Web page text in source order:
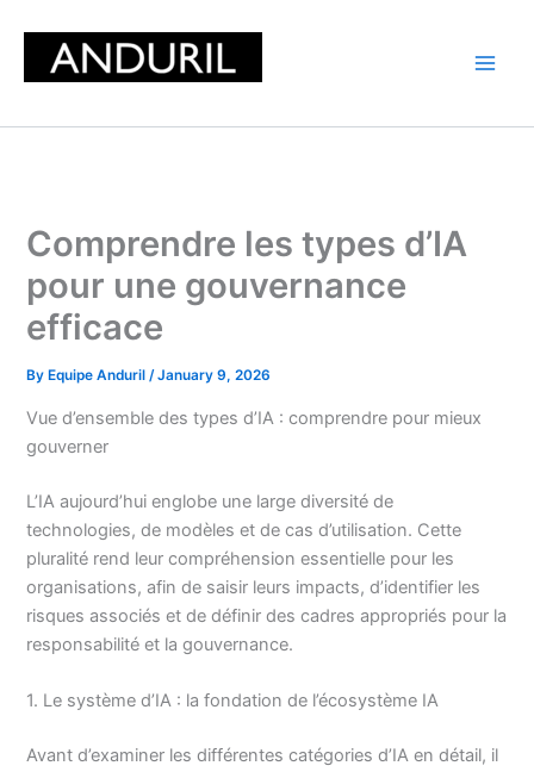
content
Comprendre les types d’IA
pour une gouvernance
efficace
By Equipe Anduril/January 9, 2026
Vue d’ensemble des types d’IA : comprendre pour mieux
gouverner
L’IA aujourd’hui englobe une large diversité de
technologies, de modèles et de cas d’utilisation. Cette
pluralité rend leur compréhension essentielle pour les
organisations, afin de saisir leurs impacts, d’identifier les
risques associés et de définir des cadres appropriés pour la
responsabilité et la gouvernance.
1. Le système d’IA : la fondation de l’écosystème IA
Avant d’examiner les différentes catégories d’IA en détail, il